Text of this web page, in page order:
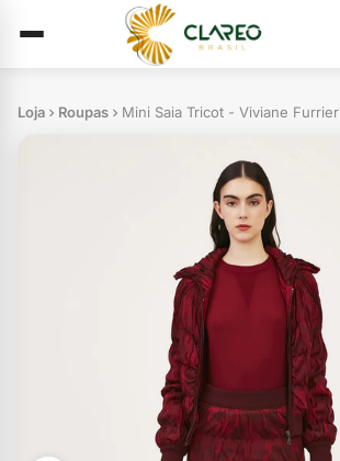
Loja Roupas Mini Saia Tricot - Viviane Furrier